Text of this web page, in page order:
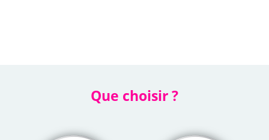
Que choisir ?